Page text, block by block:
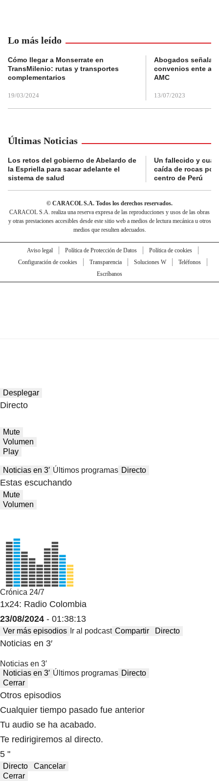
Lo más leído
Cómo llegar a Monserrate en
TransMilenio: rutas y transportes
complementarios
19/03/2024
Abogados
convenios ente
AMC
13/07/2023
Últimas Noticias
Los retos del gobierno de Abelardo de
la Espriella para sacar adelante el
sistema de salud
Un fallecido y
caída de rocas por
centro de Perú
© CARACOL S.A. Todos los derechos reservados.
CARACOL S.A. realiza una reserva expresa de las reproducciones y usos de las obras
y otras prestaciones accesibles desde este sitio web a medios de lectura mecánica u otros
medios que resulten adecuados.
Aviso legal Política de Protección de Datos
Política de cookies
Configuración de cookies
Transparencia Soluciones W
Teléfonos
Escríbanos
Desplegar
Directo
Mute
Volumen
Play
Noticias en 3′ Últimos programas Directo
Estas escuchando
Mute
Volumen
Crónica 24/7
1x24: Radio Colombia
23/08/2024 - 01:38:13
Ver más episodios Ir al podcast Compartir Directo
Noticias en 3′
Noticias en 3′
Noticias en 3′ Últimos programas Directo
Cerrar
Otros episodios
Cualquier tiempo pasado fue anterior
Tu audio se ha acabado.
Te redirigiremos al directo.
5 "
Directo
Cancelar
Cerrar